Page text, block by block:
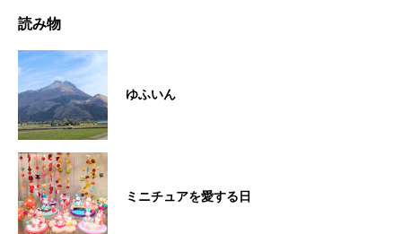
読み物
ゆふいん
ミニチュアを愛する日